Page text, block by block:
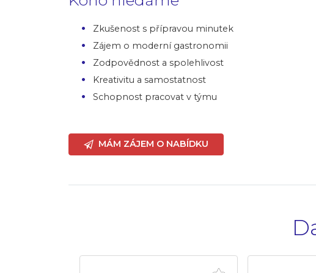
Zkušenost s přípravou minutek
Zájem o moderní gastronomii
Zodpovědnost a spolehlivost
Kreativitu a samostatnost
Schopnost pracovat v týmu
MÁM ZÁJEM O NABÍDKU